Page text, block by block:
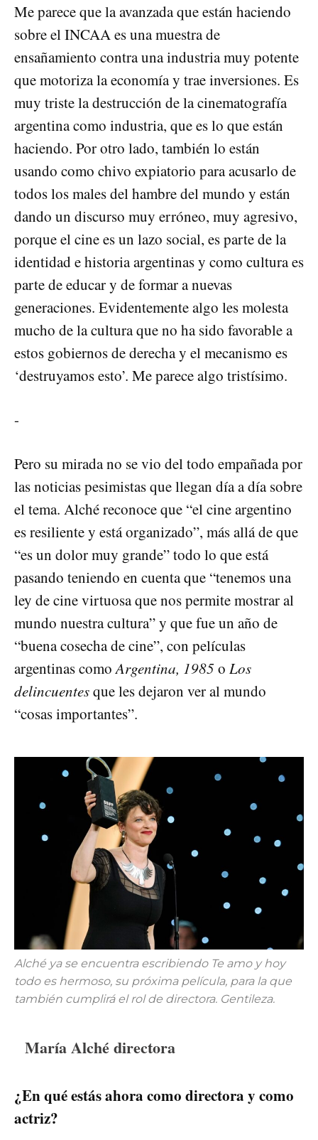
Me parece que la avanzada que están haciendo
sobre el INCAA es una muestra de
ensañamiento contra una industria muy potente
que motoriza la economía y trae inversiones. Es
muy triste la destrucción de la cinematografía
argentina como industria, que es lo que están
haciendo. Por otro lado, también lo están
usando como chivo expiatorio para acusarlo de
todos los males del hambre del mundo y están
dando un discurso muy erróneo, muy agresivo,
porque el cine es un lazo social, es parte de la
identidad e historia argentinas y como cultura es
parte de educar y de formar a nuevas
generaciones. Evidentemente algo les molesta
mucho de la cultura que no ha sido favorable a
estos gobiernos de derecha y el mecanismo es
‘destruyamos esto’. Me parece algo tristísimo.
-
Pero su mirada no se vio del todo empañada por
las noticias pesimistas que llegan día a día sobre
el tema. Alché reconoce que “el cine argentino
es resiliente y está organizado”, más allá de que
“es un dolor muy grande” todo lo que está
pasando teniendo en cuenta que “tenemos una
ley de cine virtuosa que nos permite mostrar al
mundo nuestra cultura” y que fue un año de
“buena cosecha de cine”, con películas
argentinas comoArgentina, 1985o Los
delincuentesque les dejaron ver al mundo
“cosas importantes”.
Alché ya se encuentra escribiendo Te amo y hoy
todo es hermoso, su próxima película, para la que
también cumplirá el rol de directora. Gentileza.
María Alché directora
¿En qué estás ahora como directora y como
actriz?